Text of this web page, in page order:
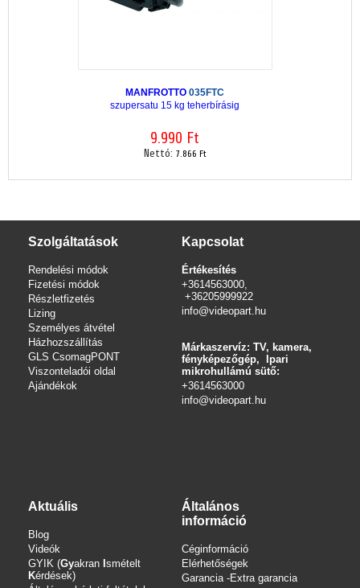
MANFROTTO 035FTC
szupersatu 15 kg teherbírásig
9.990 Ft
Nettó: 7.866 Ft
Szolgáltatások
Rendelési módok
Fizetési módok
Részletfizetés
Lizing
Személyes átvétel
Házhozszállítás
GLS CsomagPONT
Viszonteladói oldal
Ajándékok
Kapcsolat
Értékesítés
+3614563000,
+36205999922
info@videopart.hu
Márkaszervíz: TV, kamera,
fényképezőgép, Ipari
mikrohullámú sütő:
+3614563000
info@videopart.hu
Aktuális
Blog
Videók
GYIK (Gyakran smételt
Kérdések)
Általános
információ
Céginformáció
Elérhetőségek
Garancia -Extra garancia